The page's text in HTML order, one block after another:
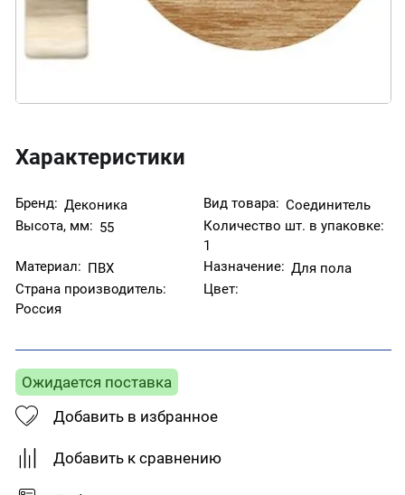
Характеристики
Бренд: Деконика Вид товара: Соединитель
Высота, мм: 55
Количество шт. в упаковке:
1
Материал: ПВХ Назначение: Для пола
Страна производитель:
Россия
Цвет:
Ожидается поставка
Добавить в избранное
Добавить к сравнению